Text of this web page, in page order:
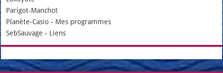
Parigot-Manchot
Planète-Casio - Mes programmes
SebSauvage - Liens